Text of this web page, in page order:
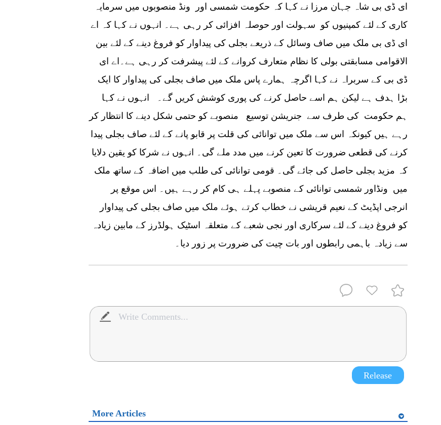
ای ڈی بی شاہ جہان مرزا نے کہا کہ حکومت شمسی اور ونڈ منصوبوں میں سرمایہ
کاری کے لئے کمپنیوں کو سہولت اور حوصلہ افزائی کر رہی ہے۔ انہوں نے کہا کہ اے
ای ڈی بی ملک میں صاف وسائل کے ذریعے بجلی کی پیداوار کو فروغ دینے کے لئے بین
الاقوامی مسابقتی بولی کا نظام متعارف کروانے کے لئے پیشرفت کر رہی ہے۔اے ای
ڈی بی کے سربراہ نے کہا اگرچہ ہمارے پاس ملک میں صاف بجلی کی پیداوار کا ایک
بڑا ہدف ہے لیکن ہم اسے حاصل کرنے کی پوری کوشش کریں گے۔ انہوں نے کہا
ہم حکومت کی طرف سے جنریشن توسیع منصوبے کو حتمی شکل دینے کا انتظار کر
رہے ہیں کیونکہ اس سے ملک میں توانائی کی قلت پر قابو پانے کے لئے صاف بجلی پیدا
کرنے کی قطعی ضرورت کا تعین کرنے میں مدد ملے گی۔ انہوں نے شرکا کو یقین دلایا
کہ مزید بجلی حاصل کی جائے گی۔ قومی توانائی کی طلب میں اضافہ کے ساتھ ملک
میں ونڈاور شمسی توانائی کے منصوبے پہلے ہی کام کر رہے ہیں۔ اس موقع پر
انرجی اپڈیٹ کے نعیم قریشی نے خطاب کرتے ہوئے ملک میں صاف بجلی کی پیداوار
کو فروغ دینے کے لئے سرکاری اور نجی شعبے کے متعلقہ اسٹیک ہولڈرز کے مابین زیادہ
سے زیادہ باہمی رابطوں اور بات چیت کی ضرورت پر زور دیا۔
Release
More Articles